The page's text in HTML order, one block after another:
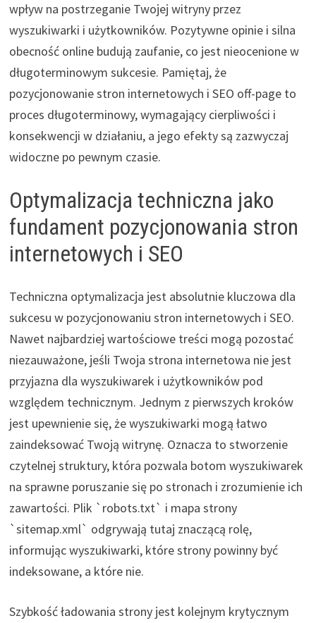
wpływ na postrzeganie Twojej witryny przez
wyszukiwarki i użytkowników. Pozytywne opinie i silna
obecność online budują zaufanie, co jest nieocenione w
długoterminowym sukcesie. Pamiętaj, że
pozycjonowanie stron internetowych i SEO off-page to
proces długoterminowy, wymagający cierpliwości i
konsekwencji w działaniu, a jego efekty są zazwyczaj
widoczne po pewnym czasie.
Optymalizacja techniczna jako
fundament pozycjonowania stron
internetowych i SEO
Techniczna optymalizacja jest absolutnie kluczowa dla
sukcesu w pozycjonowaniu stron internetowych i SEO.
Nawet najbardziej wartościowe treści mogą pozostać
niezauważone, jeśli Twoja strona internetowa nie jest
przyjazna dla wyszukiwarek i użytkowników pod
względem technicznym. Jednym z pierwszych kroków
jest upewnienie się, że wyszukiwarki mogą łatwo
zaindeksować Twoją witrynę. Oznacza to stworzenie
czytelnej struktury, która pozwala botom wyszukiwarek
na sprawne poruszanie się po stronach i zrozumienie ich
zawartości. Plik `robots.txt` i mapa strony
`sitemap.xml` odgrywają tutaj znaczącą rolę,
informując wyszukiwarki, które strony powinny być
indeksowane, a które nie.
Szybkość ładowania strony jest kolejnym krytycznym